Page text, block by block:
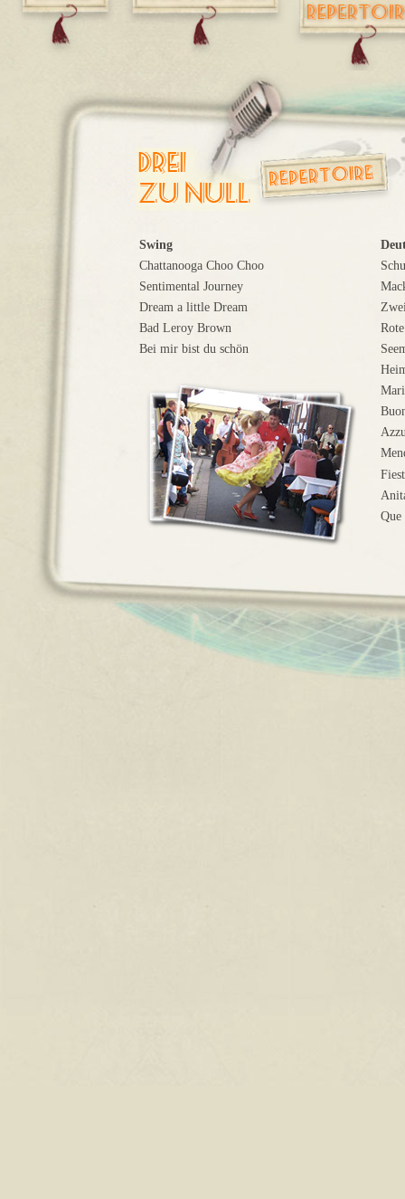
Swing
Chattanooga Choo Choo
Sentimental Journey
Dream a little Dream
Bad Leroy Brown
Bei mir bist du schön
Que